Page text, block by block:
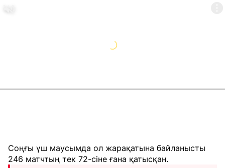
Соңғы үш маусымда ол жарақатына байланысты
246 матчтың тек 72-сіне ғана қатысқан.